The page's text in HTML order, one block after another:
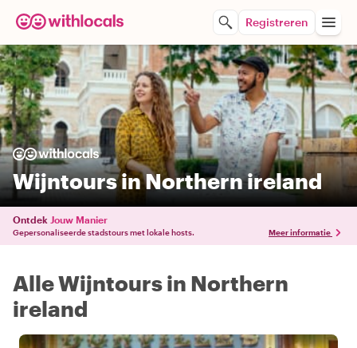
Registreren
Wijntours in Northern ireland
Ontdek Jouw Manier
Gepersonaliseerde stadstours met lokale hosts. Meer informatie
Alle Wijntours in Northern
ireland